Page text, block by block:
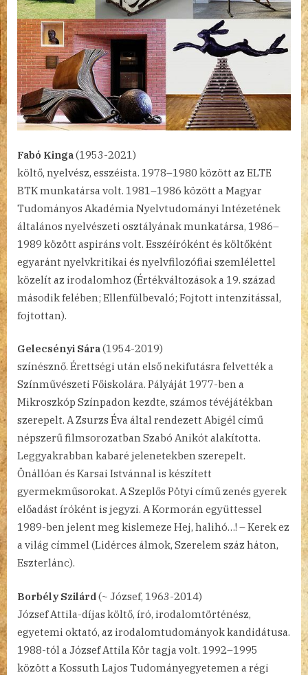
Fabó Kinga (1953-2021)
költő, nyelvész, esszéista. 1978–1980 között az ELTE
BTK munkatársa volt. 1981–1986 között a Magyar
Tudományos Akadémia Nyelvtudományi Intézetének
általános nyelvészeti osztályának munkatársa, 1986–
1989 között aspiráns volt. Esszéíróként és költőként
egyaránt nyelvkritikai és nyelvfilozófiai szemlélettel
közelít az irodalomhoz (Értékváltozások a 19. század
második felében; Ellenfülbevaló; Fojtott intenzitással,
fojtottan).
Gelecsényi Sára(1954-2019)
színésznő. Érettségi után első nekifutásra felvették a
Színművészeti Főiskolára. Pályáját 1977-ben a
Mikroszkóp Színpadon kezdte, számos tévéjátékban
szerepelt. A Zsurzs Éva által rendezett Abigél című
népszerű filmsorozatban Szabó Anikót alakította.
Leggyakrabban kabaré jelenetekben szerepelt.
Önállóan és Karsai Istvánnal is készített
gyermekműsorokat. A Szeplős Pötyi című zenés gyerek
előadást íróként is jegyzi. A Kormorán együttessel
1989-ben jelent meg kislemeze Hej, halihó…! – Kerek ez
a világ címmel (Lidérces álmok, Szerelem száz háton,
Eszterlánc).
Borbély Szilárd(~ József, 1963-2014)
József Attila-díjas költő, író, irodalomtörténész,
egyetemi oktató, az irodalomtudományok kandidátusa.
1988-tól a József Attila Kör tagja volt. 1992–1995
között a Kossuth Lajos Tudományegyetemen a régi